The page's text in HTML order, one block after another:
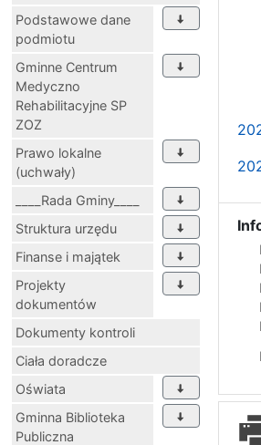
Podstawowe dane
podmiotu
Gminne Centrum
Medyczno
Rehabilitacyjne SP
ZOZ
Prawo lokalne
(uchwały)
____Rada Gminy____
Struktura urzędu
Finanse i majątek
Projekty
dokumentów
Dokumenty kontroli
Ciała doradcze
Oświata
Gminna Biblioteka
Publiczna